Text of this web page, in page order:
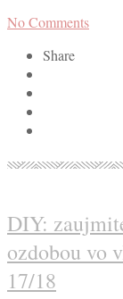
No Comments
Share
DIY:
ozdobou vo
17/18